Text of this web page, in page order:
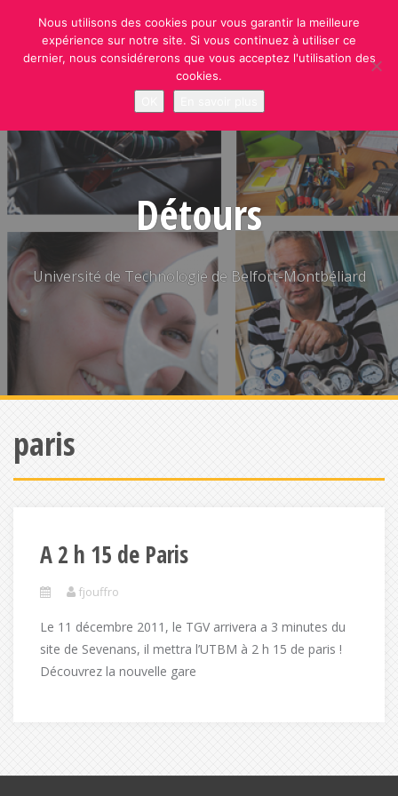
content
Détours
Université de Technologie de Belfort-Montbéliard
paris
A 2 h 15 de Paris
fjouffro
Le 11 décembre 2011, le TGV arrivera a 3 minutes du
site de Sevenans, il mettra l’UTBM à 2 h 15 de paris !
Découvrez la nouvelle gare
Nous utilisons des cookies pour vous garantir la meilleure
expérience sur notre site. Si vous continuez à utiliser ce
dernier, nous considérerons que vous acceptez l'utilisation des
cookies.